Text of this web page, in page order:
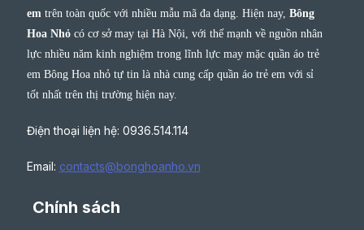
em trên toàn quốc với nhiều mẫu mã đa dạng. Hiện nay, Bông
Hoa Nhỏcó cơ sở may tại Hà Nội, với thế mạnh về nguồn nhân
lực nhiều năm kinh nghiệm trong lĩnh lực may mặc quần áo trẻ
em Bông Hoa nhỏ tự tin là nhà cung cấp quần áo trẻ em với sỉ
tốt nhất trên thị trường hiện nay.
Điện thoại liện hệ: 0936.514.114
Email: contacts@bonghoanho.vn
Chính sách